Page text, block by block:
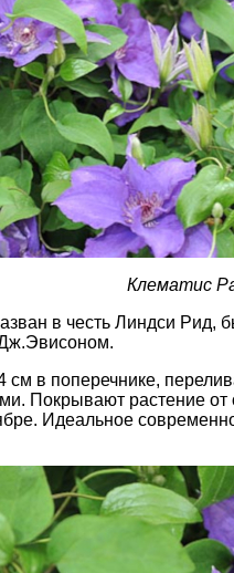
Клематис
в честь Линдси Рид,
в поперечнике,
Покрывают растение
Идеальное